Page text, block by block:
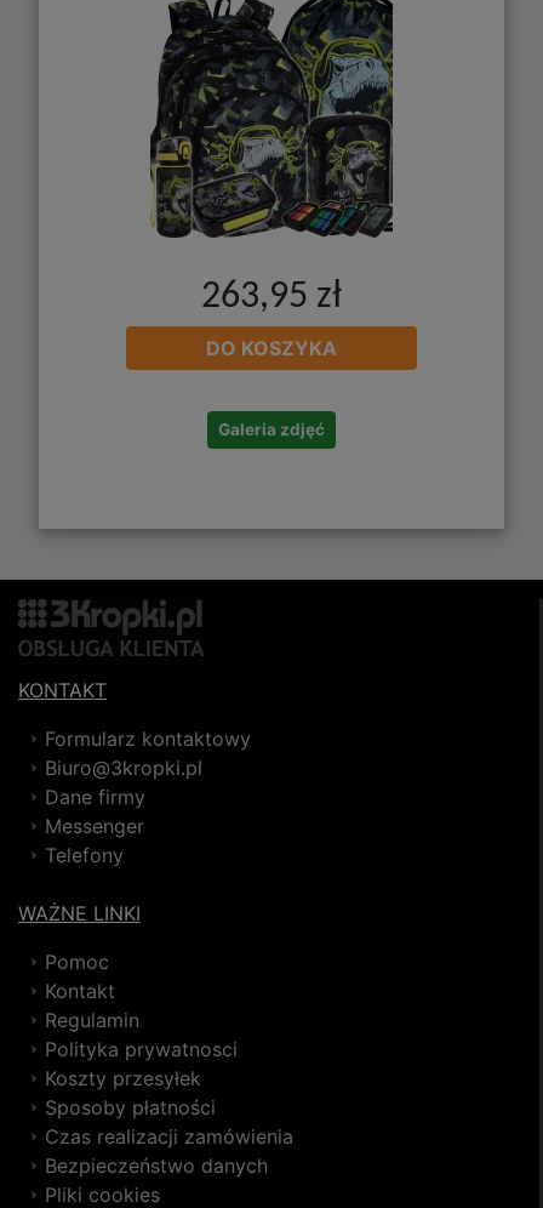
263,95 zł
DO KOSZYKA
Galeria zdjęć
KONTAKT
Formularz kontaktowy
Biuro@3kropki.pl
Dane firmy
Messenger
Telefony
WAŻNE LINKI
Pomoc
Kontakt
Regulamin
Polityka prywatnosci
Koszty przesyłek
Sposoby płatności
Czas realizacji zamówienia
Bezpieczeństwo danych
Pliki cookies